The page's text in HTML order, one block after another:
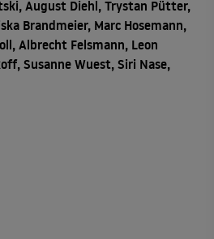
August Diehl, Trystan Pütter,
Brandmeier, Marc Hosemann,
Albrecht Felsmann, Leon
Susanne Wuest, Siri Nase,